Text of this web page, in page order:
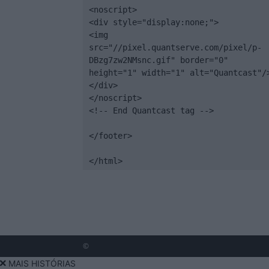
<noscript>
<div style="display:none;">
<img
src="//pixel.quantserve.com/pixel/p-
DBzg7zw2NMsnc.gif" border="0"
height="1" width="1" alt="Quantcast"/
</div>
</noscript>
<!-- End Quantcast tag -->
</footer>
</html>
©
MAIS HISTÓRIAS